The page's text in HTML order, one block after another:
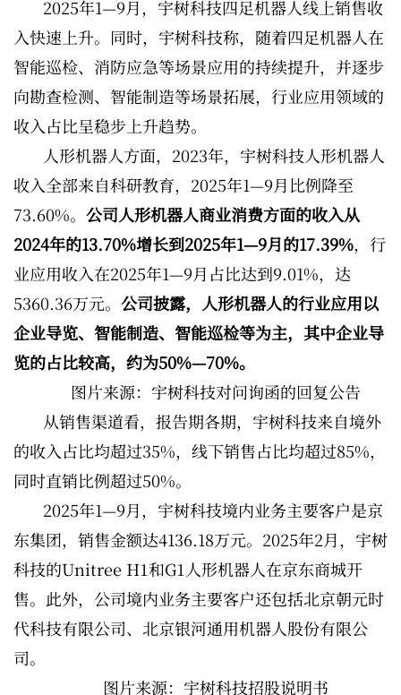
2025年1—9月，宇树科技四足机器人线上销售收
入快速上升。同时，宇树科技称，随着四足机器人在
智能巡检、消防应急等场景应用的持续提升，并逐步
向勘查检测、智能制造等场景拓展，行业应用领域的
收入占比呈稳步上升趋势。
人形机器人方面，2023年，宇树科技人形机器人
收入全部来自科研教育，2025年1—9月比例降至
73.60%。 公司人形机器人商业消费方面的收入从
2024年的13.70%增长到2025年1—9月的17.39%，行
业应用收入在2025年1—9月占比达到9.01%，达
5360.36万元。 公司披露，人形机器人的行业应用以
企业导览、智能制造、智能巡检等为主，其中企业导
览的占比较高，约为50%—70%。
图片来源：宇树科技对问询函的回复公告
从销售渠道看，报告期各期，宇树科技来自境外
的收入占比均超过35%，线下销售占比均超过85%，
同时直销比例超过50%。
2025年1—9月，宇树科技境内业务主要客户是京
东集团，销售金额达4136.18万元。2025年2月，宇树
科技的Unitree H1和G1人形机器人在京东商城开
售。此外，公司境内业务主要客户还包括北京朝元时
代科技有限公司、北京银河通用机器人股份有限公
司。
图片来源：宇树科技招股说明书